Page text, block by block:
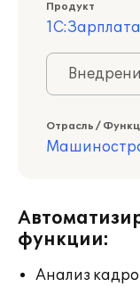
Продукт
Отрасль /
функции:
Анализ